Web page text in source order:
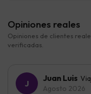
Opiniones reales
Opiniones de clientes
verificadas.
Juan Luis
Agosto 2026